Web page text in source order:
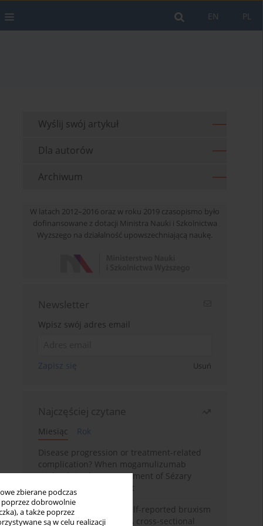
zbierane podczas
poprzez dobrowolnie
a także poprzez
są w celu realizacji
PL
EN
Wyślij swój artykuł
Dla autorów
Archiwum
W latach 2012–2016 oraz w roku 2019 czasopismo było
dofinansowane z dotacji Ministra Nauki i Szkolnictwa
Wyższego na działalność upowszechniającą naukę.
Newsletter
Wpisz swój adres email
Zapisz się Usuń
Najczęściej czytane
Miesiąc
Rok
Disease progression or treatment-related
complication? When mogamulizumab
misleads in the management of Sézary
syndrome: A case report
Personality traits and self-reported bruxism
in university students: A cross-sectional